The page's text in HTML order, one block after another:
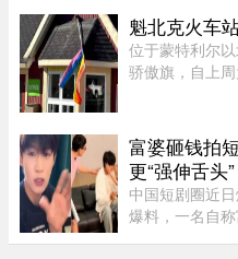
Casino Resort
议程。他在发
魁北克火车
位于蒙特利尔
骄傲旗，自上
月5日还加装了
富婆砸钱拍
更“强伸舌头”
中国短剧圈近
爆料，一名自